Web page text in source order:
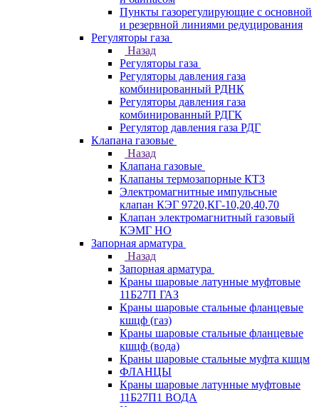
Пункты газорегулирующие с основной
и резервной линиями редуцирования
Регуляторы газа
Назад
Регуляторы газа
Регуляторы давления газа
комбинированный РДНК
Регуляторы давления газа
комбинированный РДГК
Регулятор давления газа РДГ
Клапана газовые
Назад
Клапана газовые
Клапаны термозапорные КТЗ
Электромагнитные импульсные
клапан КЭГ 9720,КГ-10,20,40,70
Клапан электромагнитный газовый
КЭМГ НО
Запорная арматура
Назад
Запорная арматура
Краны шаровые латунные муфтовые
11Б27П ГАЗ
Краны шаровые стальные фланцевые
кшцф (газ)
Краны шаровые стальные фланцевые
кшцф (вода)
Краны шаровые стальные муфта кшцм
ФЛАНЦЫ
Краны шаровые латунные муфтовые
11Б27П1 ВОДА